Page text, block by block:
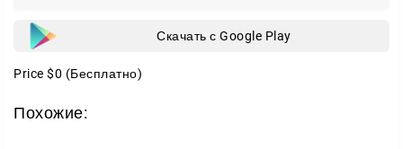
Скачать с Google Play
Price $0 (Бесплатно)
Похожие: